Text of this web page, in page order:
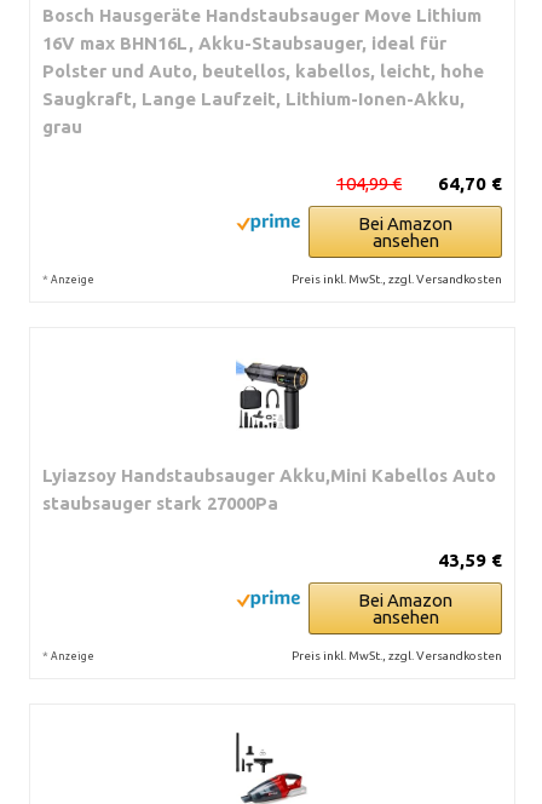
Bosch Hausgeräte Handstaubsauger Move Lithium
16V max BHN16L, Akku-Staubsauger, ideal für
Polster und Auto, beutellos, kabellos, leicht, hohe
Saugkraft, Lange Laufzeit, Lithium-Ionen-Akku,
grau
64,70 €
104,99 €
Bei Amazon
ansehen
* Anzeige Preis inkl. MwSt., zzgl. Versandkosten
Lyiazsoy Handstaubsauger Akku,Mini Kabellos Auto
staubsauger stark 27000Pa
43,59 €
Bei Amazon
ansehen
* Anzeige Preis inkl. MwSt., zzgl. Versandkosten